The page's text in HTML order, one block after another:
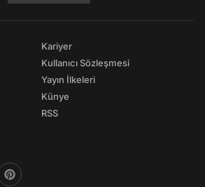
Kariyer
Kullanıcı Sözleşmesi
Yayın İlkeleri
Künye
RSS